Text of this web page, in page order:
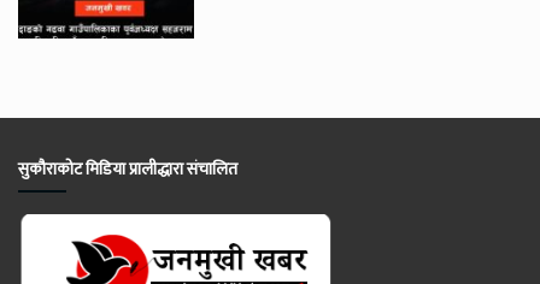
सुकौराकोट मिडिया प्रालीद्धारा संचालित